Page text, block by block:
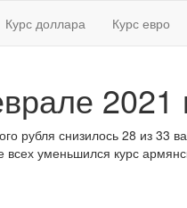
Курс доллара Курс евро
2021
рубля снизилось 28 из 33
уменьшился курс